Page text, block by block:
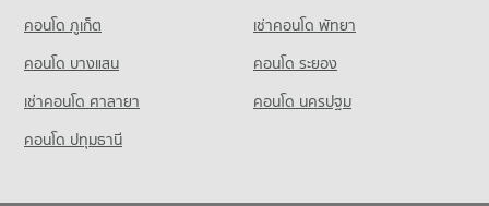
Condo for Rent near Ramkhamhaeng 12
137 properties for rent
Condo for Sale near Ramkhamhaeng 12
50 properties for sale
Condo Ramkhamhaeng 15
คอนโด ภูเก็ต
เช่าคอนโด พัทยา
คอนโด บางแสน
คอนโด ระยอง
เช่าคอนโด ศาลายา
คอนโด นครปฐม
คอนโด ปทุมธานี